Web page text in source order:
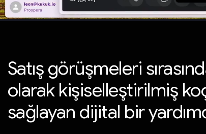
Satış görüşmeleri
olarak kişiselleştirilmiş
sağlayan dijital bir